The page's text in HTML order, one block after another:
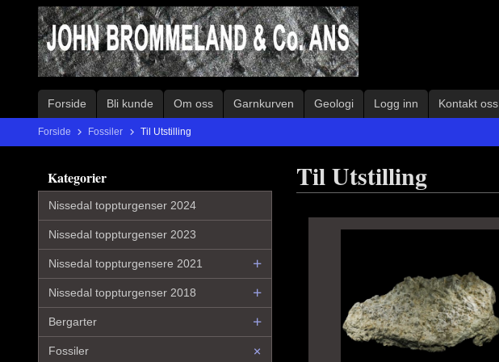
innholdet
Forside Bli kunde Om oss Garnkurven Geologi Logg inn Kontakt oss
Forside Fossiler Til Utstilling
Kategorier
Nissedal toppturgenser 2024
Nissedal toppturgenser 2023
Nissedal toppturgensere 2021
Nissedal toppturgenser 2018
Bergarter
Fossiler
Til Utstilling